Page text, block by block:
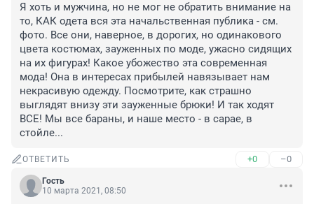
Я хоть и мужчина, но не мог не обратить внимание на
то, КАК одета вся эта начальственная публика - см.
фото. Все они, наверное, в дорогих, но одинакового
цвета костюмах, зауженных по моде, ужасно сидящих
на их фигурах! Какое убожество эта современная
мода! Она в интересах прибылей навязывает нам
некрасивую одежду. Посмотрите, как страшно
выглядят внизу эти зауженные брюки! И так ходят
ВСЕ! Мы все бараны, и наше место - в сарае, в
стойле...
ОТВЕТИТЬ +0 –0
Гость
10 марта 2021, 08:50